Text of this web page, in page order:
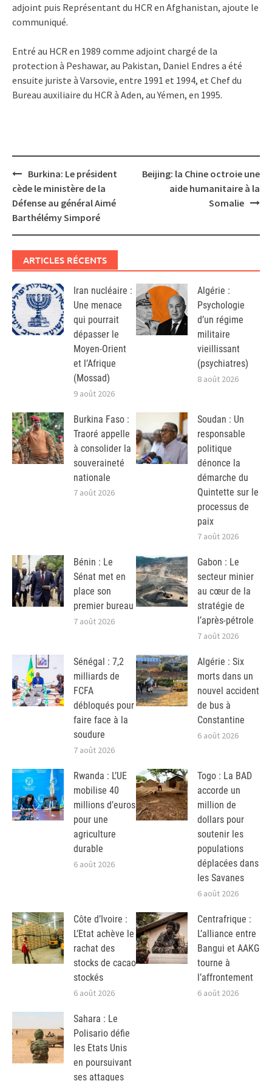
adjoint puis Représentant du HCR en Afghanistan, ajoute le
communiqué.
Entré au HCR en 1989 comme adjoint chargé de la
protection à Peshawar, au Pakistan, Daniel Endres a été
ensuite juriste à Varsovie, entre 1991 et 1994, et Chef du
Bureau auxiliaire du HCR à Aden, au Yémen, en 1995.
Post
navigation
Burkina: Le président
cède le ministère de la
Défense au général Aimé
Barthélémy Simporé
Beijing: la Chine octroie une
aide humanitaire à la
Somalie
ARTICLES RÉCENTS
Iran nucléaire :
Une menace
qui pourrait
dépasser le
Moyen-Orient
et l’Afrique
(Mossad)
9 août 2026
Algérie :
Psychologie
d’un régime
militaire
vieillissant
(psychiatres)
8 août 2026
Burkina Faso :
Traoré appelle
à consolider la
souveraineté
nationale
7 août 2026
Soudan : Un
responsable
politique
dénonce la
démarche du
Quintette sur le
processus de
paix
7 août 2026
Bénin : Le
Sénat met en
place son
premier bureau
7 août 2026
Gabon : Le
secteur minier
au cœur de la
stratégie de
l’après-pétrole
7 août 2026
Sénégal : 7,2
milliards de
FCFA
débloqués pour
faire face à la
soudure
7 août 2026
Algérie : Six
morts dans un
nouvel accident
de bus à
Constantine
6 août 2026
Rwanda : L’UE
mobilise 40
millions d’euros
pour une
agriculture
durable
6 août 2026
Togo : La BAD
accorde un
million de
dollars pour
soutenir les
populations
déplacées dans
les Savanes
6 août 2026
Côte d’Ivoire :
L’Etat achève le
rachat des
stocks de cacao
stockés
6 août 2026
Centrafrique :
L’alliance entre
Bangui et AAKG
tourne à
l’affrontement
6 août 2026
Sahara : Le
Polisario défie
les Etats Unis
en poursuivant
ses attaques